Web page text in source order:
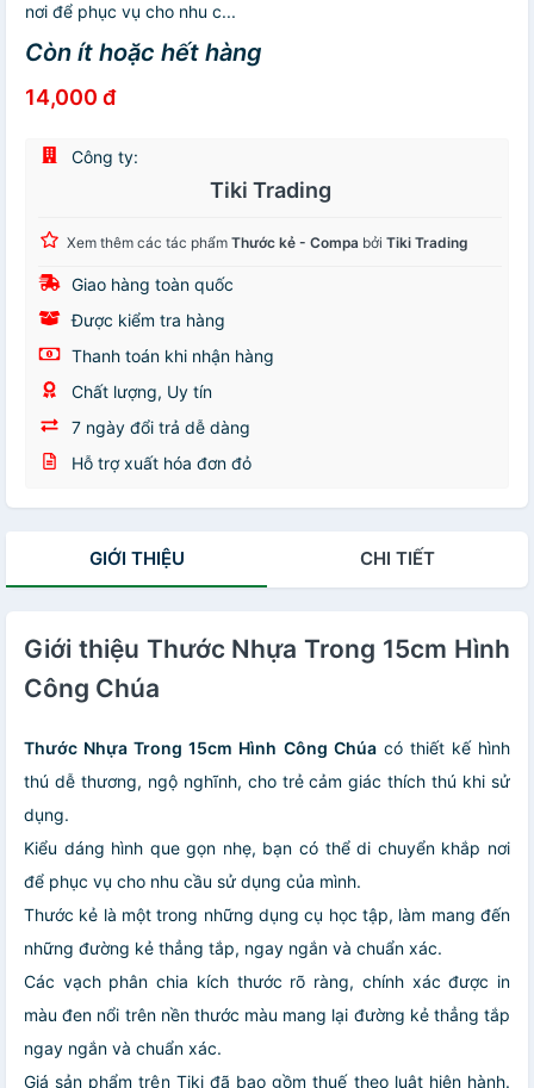
nơi để phục vụ cho nhu c...
Còn ít hoặc hết hàng
14,000 đ
Công ty:
Tiki Trading
Xem thêm các tác phẩm Thước kẻ - Compa bởi Tiki Trading
Giao hàng toàn quốc
Được kiểm tra hàng
Thanh toán khi nhận hàng
Chất lượng, Uy tín
7 ngày đổi trả dễ dàng
Hỗ trợ xuất hóa đơn đỏ
GIỚI THIỆU CHI TIẾT
Giới thiệu Thước Nhựa Trong 15cm Hình
Công Chúa
Thước Nhựa Trong 15cm Hình Công Chúacó thiết kế hình
thú dễ thương, ngộ nghĩnh, cho trẻ cảm giác thích thú khi sử
dụng.
Kiểu dáng hình que gọn nhẹ, bạn có thể di chuyển khắp nơi
để phục vụ cho nhu cầu sử dụng của mình.
Thước kẻ là một trong những dụng cụ học tập, làm mang đến
những đường kẻ thẳng tắp, ngay ngắn và chuẩn xác.
Các vạch phân chia kích thước rõ ràng, chính xác được in
màu đen nổi trên nền thước màu mang lại đường kẻ thẳng tắp
ngay ngắn và chuẩn xác.
Giá sản phẩm trên Tiki đã bao gồm thuế theo luật hiện hành.